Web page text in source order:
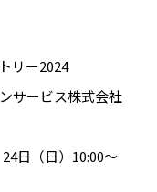
リー2024
サービス株式会社
日（日）10:00〜